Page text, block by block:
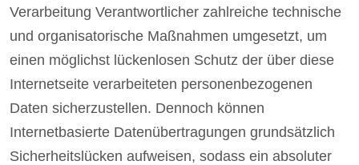
Verarbeitung Verantwortlicher zahlreiche technische
und organisatorische Maßnahmen umgesetzt, um
einen möglichst lückenlosen Schutz der über diese
Internetseite verarbeiteten personenbezogenen
Daten sicherzustellen. Dennoch können
Internetbasierte Datenübertragungen grundsätzlich
Sicherheitslücken aufweisen, sodass ein absoluter